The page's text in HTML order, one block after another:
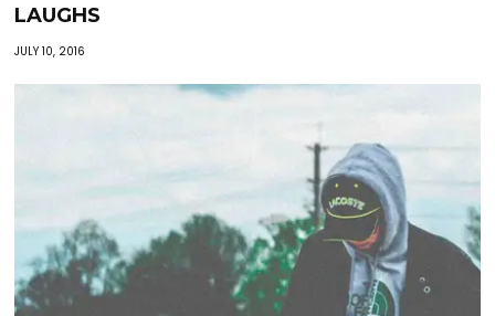
LAUGHS
JULY 10, 2016